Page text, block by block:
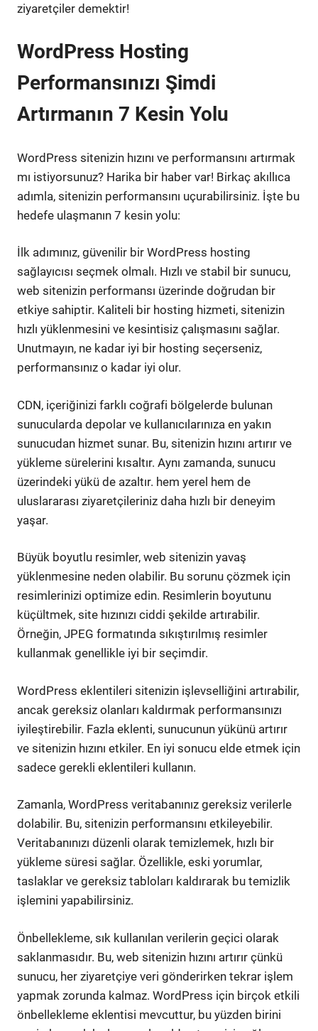
ziyaretçiler demektir!
WordPress Hosting
Performansınızı Şimdi
Artırmanın 7 Kesin Yolu
WordPress sitenizin hızını ve performansını artırmak
mı istiyorsunuz? Harika bir haber var! Birkaç akıllıca
adımla, sitenizin performansını uçurabilirsiniz. İşte bu
hedefe ulaşmanın 7 kesin yolu:
İlk adımınız, güvenilir bir WordPress hosting
sağlayıcısı seçmek olmalı. Hızlı ve stabil bir sunucu,
web sitenizin performansı üzerinde doğrudan bir
etkiye sahiptir. Kaliteli bir hosting hizmeti, sitenizin
hızlı yüklenmesini ve kesintisiz çalışmasını sağlar.
Unutmayın, ne kadar iyi bir hosting seçerseniz,
performansınız o kadar iyi olur.
CDN, içeriğinizi farklı coğrafi bölgelerde bulunan
sunucularda depolar ve kullanıcılarınıza en yakın
sunucudan hizmet sunar. Bu, sitenizin hızını artırır ve
yükleme sürelerini kısaltır. Aynı zamanda, sunucu
üzerindeki yükü de azaltır. hem yerel hem de
uluslararası ziyaretçileriniz daha hızlı bir deneyim
yaşar.
Büyük boyutlu resimler, web sitenizin yavaş
yüklenmesine neden olabilir. Bu sorunu çözmek için
resimlerinizi optimize edin. Resimlerin boyutunu
küçültmek, site hızınızı ciddi şekilde artırabilir.
Örneğin, JPEG formatında sıkıştırılmış resimler
kullanmak genellikle iyi bir seçimdir.
WordPress eklentileri sitenizin işlevselliğini artırabilir,
ancak gereksiz olanları kaldırmak performansınızı
iyileştirebilir. Fazla eklenti, sunucunun yükünü artırır
ve sitenizin hızını etkiler. En iyi sonucu elde etmek için
sadece gerekli eklentileri kullanın.
Zamanla, WordPress veritabanınız gereksiz verilerle
dolabilir. Bu, sitenizin performansını etkileyebilir.
Veritabanınızı düzenli olarak temizlemek, hızlı bir
yükleme süresi sağlar. Özellikle, eski yorumlar,
taslaklar ve gereksiz tabloları kaldırarak bu temizlik
işlemini yapabilirsiniz.
Önbellekleme, sık kullanılan verilerin geçici olarak
saklanmasıdır. Bu, web sitenizin hızını artırır çünkü
sunucu, her ziyaretçiye veri gönderirken tekrar işlem
yapmak zorunda kalmaz. WordPress için birçok etkili
önbellekleme eklentisi mevcuttur, bu yüzden birini